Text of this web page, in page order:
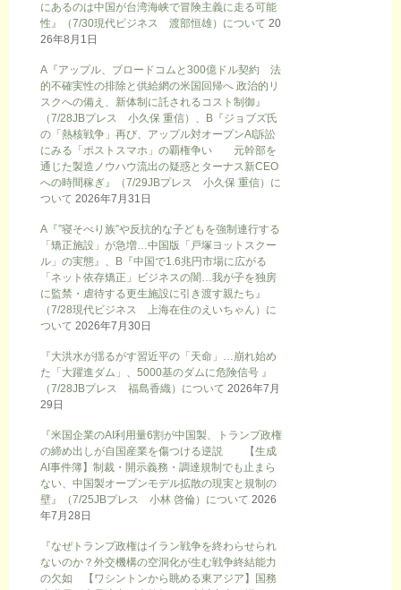
にあるのは中国が台湾海峡で冒険主義に走る可能
性』（7/30現代ビジネス 渡部恒雄）について 20
26年8月1日
A『アップル、ブロードコムと300億ドル契約 法
的不確実性の排除と供給網の米国回帰へ 政治的リ
スクへの備え、新体制に託されるコスト制御』
（7/28JBプレス 小久保 重信）、B『ジョブズ氏
の「熱核戦争」再び、アップル対オープンAI訴訟
にみる「ポストスマホ」の覇権争い 元幹部を
通じた製造ノウハウ流出の疑惑とターナス新CEO
への時間稼ぎ』（7/29JBプレス 小久保 重信）に
ついて 2026年7月31日
A『”寝そべり族”や反抗的な子どもを強制連行する
「矯正施設」が急増…中国版「戸塚ヨットスクー
ル」の実態』、B『中国で1.6兆円市場に広がる
「ネット依存矯正」ビジネスの闇…我が子を独房
に監禁・虐待する更生施設に引き渡す親たち』
（7/28現代ビジネス 上海在住のえいちゃん）に
ついて 2026年7月30日
『大洪水が揺るがす習近平の「天命」…崩れ始め
た「大躍進ダム」、5000基のダムに危険信号 』
（7/28JBプレス 福島香織）について 2026年7月
29日
『米国企業のAI利用量6割が中国製、トランプ政権
の締め出しが自国産業を傷つける逆説 【生成
AI事件簿】制裁・開示義務・調達規制でも止まら
ない、中国製オープンモデル拡散の現実と規制の
壁』（7/25JBプレス 小林 啓倫）について 2026
年7月28日
『なぜトランプ政権はイラン戦争を終わらせられ
ないのか？外交機構の空洞化が生む戦争終結能力
の欠如 【ワシントンから眺める東アジア】国務